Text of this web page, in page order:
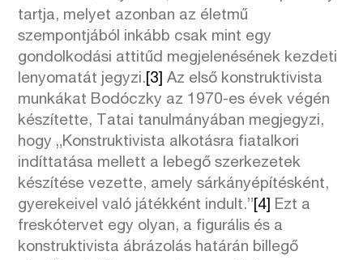
tartja, melyet azonban az életmű
szempontjából inkább csak mint egy
gondolkodási attitűd megjelenésének kezdeti
lenyomatát jegyzi. [3] Az első konstruktivista
munkákat Bodóczky az 1970-es évek végén
készítette, Tatai tanulmányában megjegyzi,
hogy „Konstruktivista alkotásra fiatalkori
indíttatása mellett a lebegő szerkezetek
készítése vezette, amely sárkányépítésként,
gyerekeivel való játékként indult.” [4] Ezt a
freskótervet egy olyan, a figurális és a
konstruktivista ábrázolás határán billegő